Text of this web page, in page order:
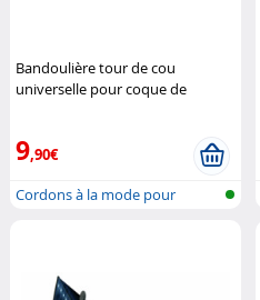
Bandoulière tour de cou
universelle pour coque de
9,90€
Cordons à la mode pour